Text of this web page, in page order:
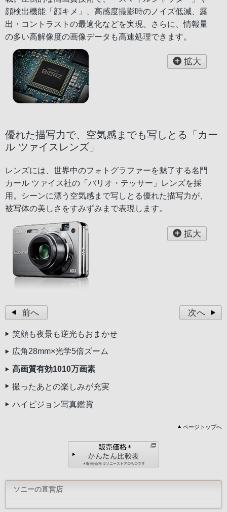
顔検出機能「顔キメ」、高感度撮影時のノイズ低減、露
出・コントラストの最適化などを実現。さらに、情報量
の多い高解像度の画像データも高速処理できます。
拡大
優れた描写力で、空気感までも写しとる「カー
ル ツァイスレンズ」
レンズには、世界中のフォトグラファーを魅了する名門
カール ツァイス社の「バリオ・テッサー」レンズを採
用。シーンに漂う空気感まで写しとる優れた描写力が、
被写体の美しさをすみずみまで表現します。
拡大
前へ 次へ
笑顔も夜景も逆光もおまかせ
広角28mm×光学5倍ズーム
高画質有効1010万画素
撮ったあとの楽しみが充実
ハイビジョン写真鑑賞
ページトップへ
ソニーの直営店